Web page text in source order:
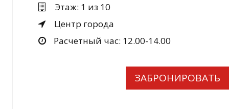
Этаж: 1 из 10
Центр города
Расчетный час: 12.00-14.00
ЗАБРОНИРОВАТЬ